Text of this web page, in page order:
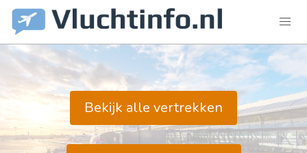
Bekijk alle vertrekken